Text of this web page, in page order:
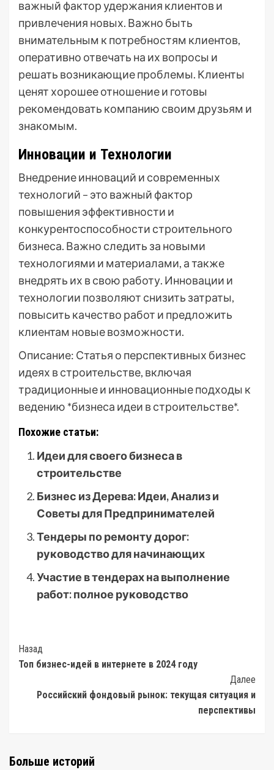
важный фактор удержания клиентов и
привлечения новых. Важно быть
внимательным к потребностям клиентов,
оперативно отвечать на их вопросы и
решать возникающие проблемы. Клиенты
ценят хорошее отношение и готовы
рекомендовать компанию своим друзьям и
знакомым.
Инновации и Технологии
Внедрение инноваций и современных
технологий – это важный фактор
повышения эффективности и
конкурентоспособности строительного
бизнеса. Важно следить за новыми
технологиями и материалами, а также
внедрять их в свою работу. Инновации и
технологии позволяют снизить затраты,
повысить качество работ и предложить
клиентам новые возможности.
Описание: Статья о перспективных бизнес
идеях в строительстве, включая
традиционные и инновационные подходы к
ведению *бизнеса идеи в строительстве*.
Похожие статьи:
Идеи для своего бизнеса в
строительстве
Бизнес из Дерева: Идеи, Анализ и
Советы для Предпринимателей
Тендеры по ремонту дорог:
руководство для начинающих
Участие в тендерах на выполнение
работ: полное руководство
Post
Navigation
Назад
Топ бизнес-идей в интернете в 2024 году
Далее
Российский фондовый рынок: текущая ситуация и
перспективы
Больше историй